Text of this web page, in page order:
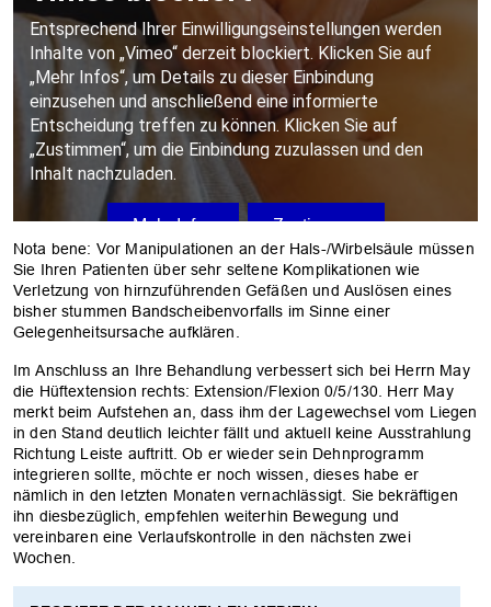
Nota bene: Vor Manipulationen an der Hals-/Wirbelsäule müssen
Sie Ihren Patienten über sehr seltene Komplikationen wie
Verletzung von hirnzuführenden Gefäßen und Auslösen eines
bisher stummen Bandscheibenvorfalls im Sinne einer
Gelegenheitsursache aufklären.
Im Anschluss an Ihre Behandlung verbessert sich bei Herrn May
die Hüftextension rechts: Extension/Flexion 0/5/130. Herr May
merkt beim Aufstehen an, dass ihm der Lagewechsel vom Liegen
in den Stand deutlich leichter fällt und aktuell keine Ausstrahlung
Richtung Leiste auftritt. Ob er wieder sein Dehnprogramm
integrieren sollte, möchte er noch wissen, dieses habe er
nämlich in den letzten Monaten vernachlässigt. Sie bekräftigen
ihn diesbezüglich, empfehlen weiterhin Bewegung und
vereinbaren eine Verlaufskontrolle in den nächsten zwei
Wochen.